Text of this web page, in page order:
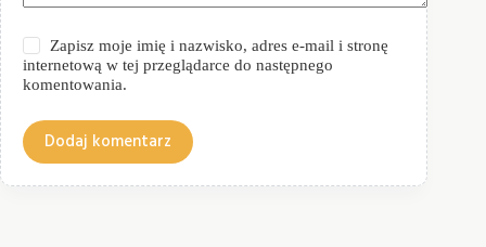
Zapisz moje imię i nazwisko, adres e-mail i stronę
internetową w tej przeglądarce do następnego
komentowania.
Dodaj komentarz